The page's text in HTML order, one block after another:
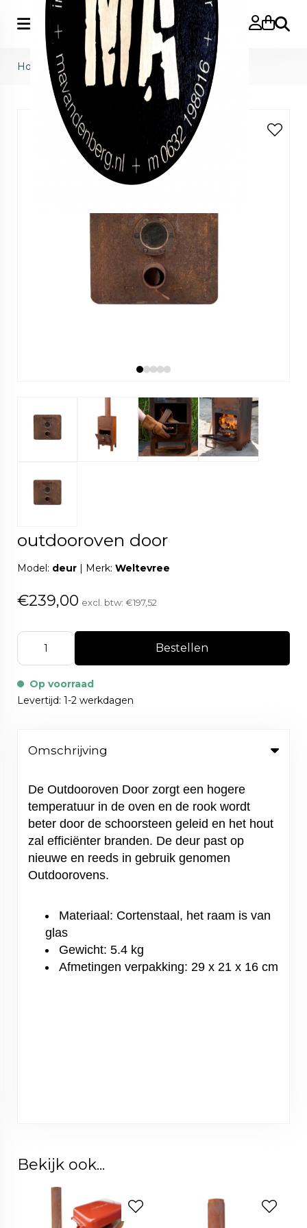
Home>Weltevree > outdooroven door
outdooroven door
Model: deur Merk: Weltevree
€239,00 excl. btw: €197,52
Bestellen
Op voorraad
Levertijd: 1-2 werkdagen
Omschrijving
De Outdooroven Door zorgt een hogere
temperatuur in de oven en de rook wordt
beter door de schoorsteen geleid en het hout
zal efficiënter branden. De deur past op
nieuwe en reeds in gebruik genomen
Outdoorovens.
Materiaal: Cortenstaal, het raam is van
glas
Gewicht: 5.4 kg
Afmetingen verpakking: 29 x 21 x 16 cm
Bekijk ook...